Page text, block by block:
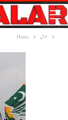
Home حوال